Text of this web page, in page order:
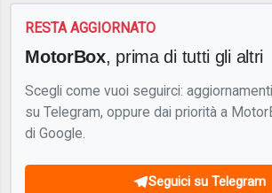
RESTA AGGIORNATO
MotorBox, prima di tutti gli altri
Scegli come vuoi seguirci:
su Telegram, oppure dai priorità a
di Google.
Seguici su Telegram